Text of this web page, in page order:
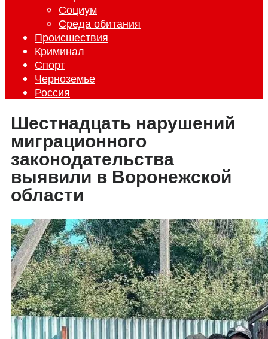
Социум
Среда обитания
Происшествия
Криминал
Спорт
Черноземье
Россия
Шестнадцать нарушений
миграционного
законодательства
выявили в Воронежской
области